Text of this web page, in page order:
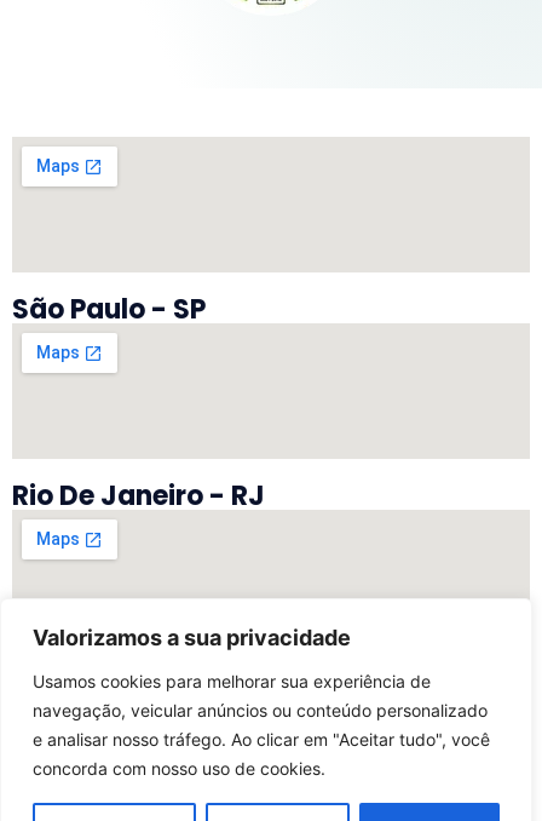
Valorizamos a sua privacidade
Usamos cookies para melhorar sua experiência de
navegação, veicular anúncios ou conteúdo personalizado
e analisar nosso tráfego. Ao clicar em "Aceitar tudo", você
concorda com nosso uso de cookies.
São Paulo - SP
Rio De Janeiro - RJ
Vitória - ES